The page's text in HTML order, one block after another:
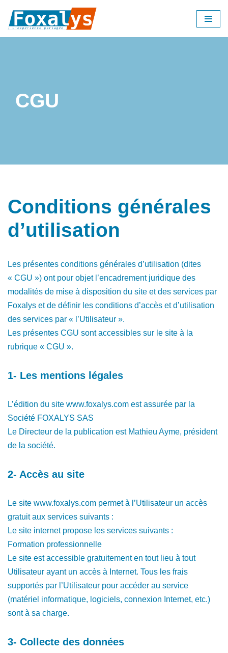
Aller
CGU
Conditions générales
d’utilisation
Les présentes conditions générales d’utilisation (dites
« CGU ») ont pour objet l’encadrement juridique des
modalités de mise à disposition du site et des services par
Foxalys et de définir les conditions d’accès et d’utilisation
des services par « l’Utilisateur ».
Les présentes CGU sont accessibles sur le site à la
rubrique « CGU ».
1- Les mentions légales
L’édition du site www.foxalys.com est assurée par la
Société FOXALYS SAS
Le Directeur de la publication est Mathieu Ayme, président
de la société.
2- Accès au site
Le site www.foxalys.com permet à l’Utilisateur un accès
gratuit aux services suivants :
Le site internet propose les services suivants :
Formation professionnelle
Le site est accessible gratuitement en tout lieu à tout
Utilisateur ayant un accès à Internet. Tous les frais
supportés par l’Utilisateur pour accéder au service
(matériel informatique, logiciels, connexion Internet, etc.)
sont à sa charge.
3- Collecte des données